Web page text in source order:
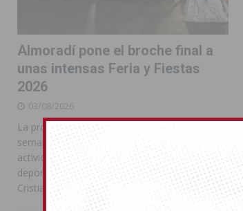
Almoradí pone el broche final a
unas intensas Feria y Fiestas
2026
03/08/2026
La programación reunió durante más de una
semana actos institucionales, conciertos,
actividades familiares, competiciones
deportivas y las celebraciones de Moros y
Cristianos